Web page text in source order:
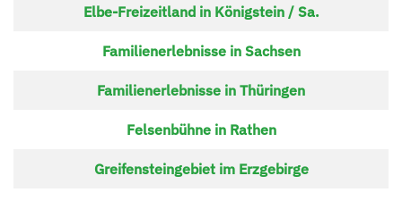
Elbe-Freizeitland in Königstein / Sa.
Familienerlebnisse in Sachsen
Familienerlebnisse in Thüringen
Felsenbühne in Rathen
Greifensteingebiet im Erzgebirge